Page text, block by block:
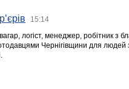
15:14
логіст, менеджер, робітник з
Чернігівщини для людей